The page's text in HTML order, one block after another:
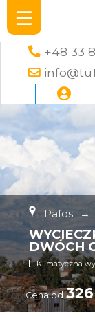
+48 33
Pafos →
DWÓCH
Klimatyczna
Cena od